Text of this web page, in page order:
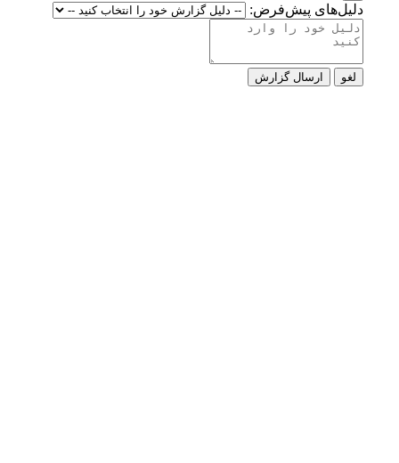
دلیل‌های پیش‌فرض:
لغو ارسال گزارش